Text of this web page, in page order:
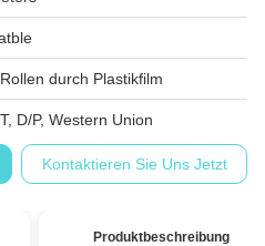
durch Plastikfilm
D/P, Western Union
Kontaktieren Sie Uns Jetzt
Produktbeschreibung